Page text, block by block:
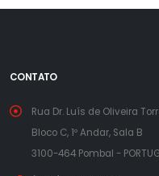
CONTATO
Rua Dr. Luís de Oliveira
Bloco C, 1º Andar, Sala B
3100-464 Pombal -